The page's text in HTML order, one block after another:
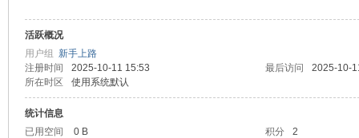
活跃概况
用户组 新手上路
注册时间
2025-10-11 15:53 最后访问
2025-10-
所在时区
使用系统默认
统计信息
已用空间
0 B 积分
2